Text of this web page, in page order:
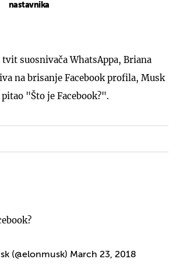
nastavnika
suosnivača WhatsAppa, Briana
na brisanje Facebook profila, Musk
"Što je Facebook?".
(@elonmusk) March 23, 2018